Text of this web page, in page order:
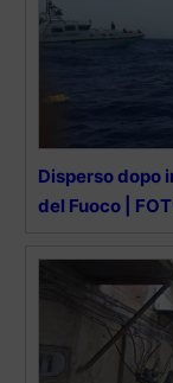
Disperso dopo
del Fuoco |